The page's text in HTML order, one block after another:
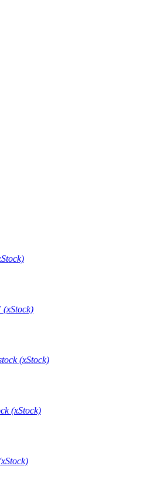
informacje handlowe itp.
dotyczący kontraktów futures
rentowność
(xStock)
(xStock)
(xStock)